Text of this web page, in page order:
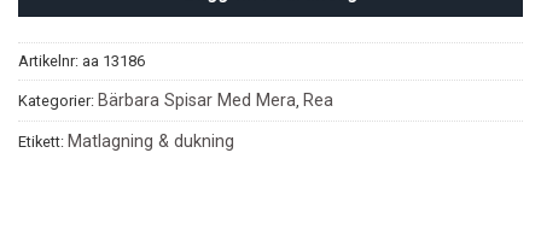
Artikelnr: aa 13186
Kategorier: Bärbara Spisar Med Mera, Rea
Etikett: Matlagning & dukning